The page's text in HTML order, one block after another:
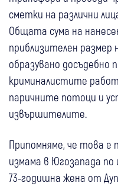
сметки на различни
Общата сума на
приблизителен размер
образувано досъдебно
криминалистите
паричните потоци и
извършителите.
Припомняме, че това е
измама в Югозапада по
73-годишна жена от